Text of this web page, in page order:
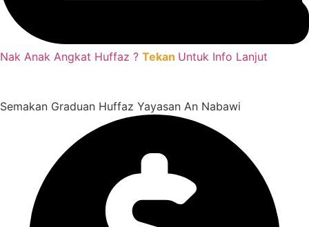
Nak Anak Angkat Huffaz ? Tekan Untuk Info Lanjut
Semakan Graduan Huffaz Yayasan An Nabawi